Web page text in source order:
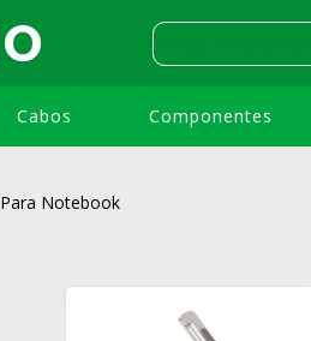
Cabos Componentes
Para Notebook